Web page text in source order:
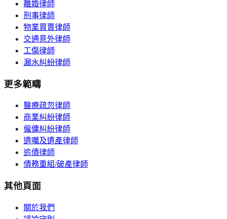
離婚律師
刑事律師
物業買賣律師
交通意外律師
工傷律師
漏水糾紛律師
更多範疇
醫療疏忽律師
商業糾紛律師
僱傭糾紛律師
遺囑及遺產律師
追債律師
債務重組/破產律師
其他頁面
關於我們